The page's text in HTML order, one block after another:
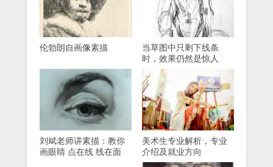
伦勃朗自画像素描
当草图中只剩下线条
时，效果仍然是惊人
的！
刘斌老师讲素描：教你
画眼睛 点在线 线在面
美术生专业解析，专业
介绍及就业方向